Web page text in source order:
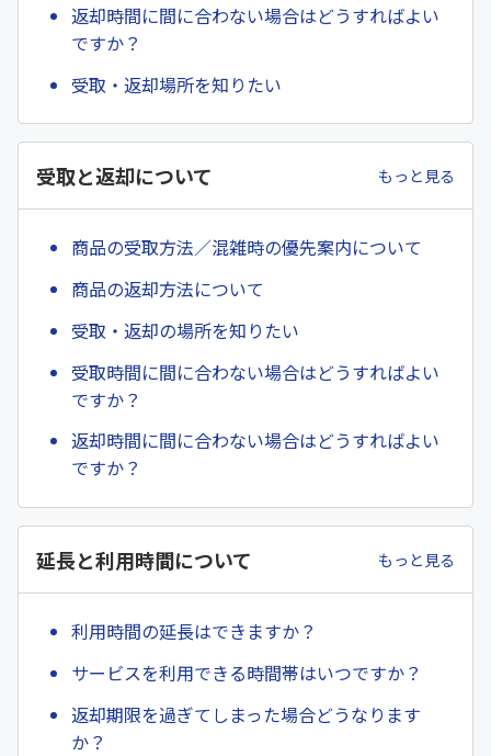
返却時間に間に合わない場合はどうすればよい
ですか？
受取・返却場所を知りたい
受取と返却について もっと見る
商品の受取方法／混雑時の優先案内について
商品の返却方法について
受取・返却の場所を知りたい
受取時間に間に合わない場合はどうすればよい
ですか？
返却時間に間に合わない場合はどうすればよい
ですか？
延長と利用時間について もっと見る
利用時間の延長はできますか？
サービスを利用できる時間帯はいつですか？
返却期限を過ぎてしまった場合どうなります
か？